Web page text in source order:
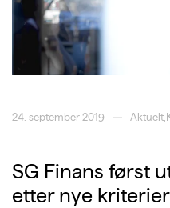
24. september 2019 Aktuelt
SG Finans først
etter nye